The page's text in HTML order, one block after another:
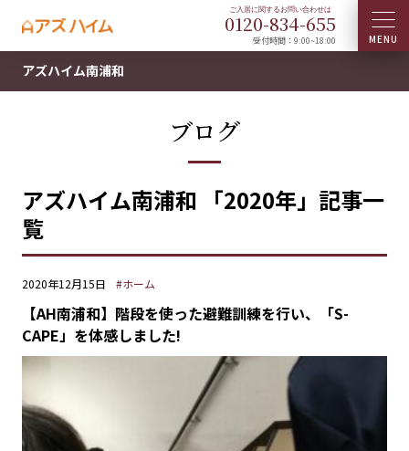
0120-834-655
受付時間：9:00~18:00
アズハイム南浦和
ブログ
アズハイム南浦和 「2020年」記事一
覧
2020年12月15日 #ホーム
【AH南浦和】階段を使った避難訓練を行い、「S-
CAPE」を体感しました!